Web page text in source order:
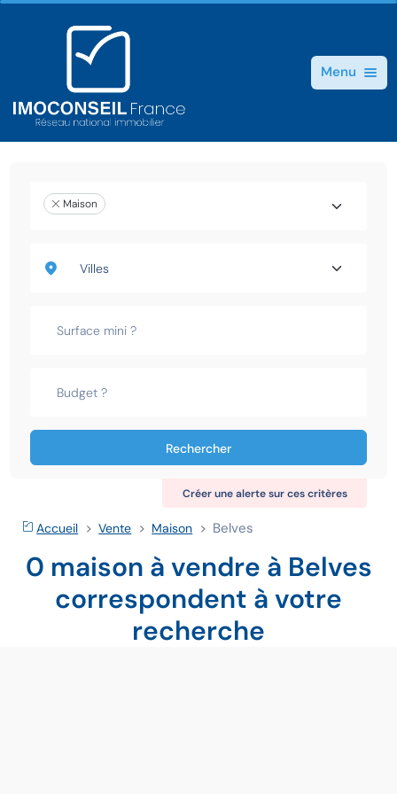
Menu
Maison
Rechercher
Créer une alerte sur ces critères
Accueil Vente Maison Belves
0 maison à vendre à Belves
correspondent à votre
recherche